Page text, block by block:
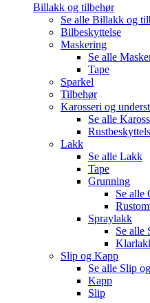
Billakk og tilbehør
Se alle Billakk og
Bilbeskyttelse
Maskering
Se alle
Tape
Sparkel
Tilbehør
Karosseri og
Se alle
Lakk
Se alle Lakk
Tape
Grunning
Se alle
Spraylakk
Se alle
Slip og Kapp
Se alle Slip
Kapp
Slip